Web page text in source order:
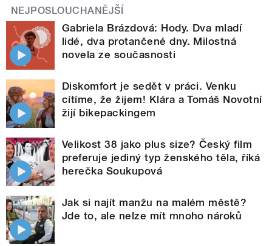
NEJPOSLOUCHANĚJŠÍ
Gabriela Brázdová: Hody. Dva mladí
lidé, dva protančené dny. Milostná
novela ze současnosti
Diskomfort je sedět v práci. Venku
cítíme, že žijem! Klára a Tomáš Novotní
žijí bikepackingem
Velikost 38 jako plus size? Český film
preferuje jediný typ ženského těla, říká
herečka Soukupová
Jak si najít manžu na malém městě?
Jde to, ale nelze mít mnoho nároků